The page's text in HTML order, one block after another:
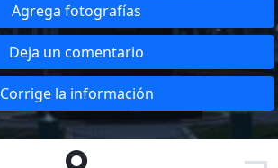
Agrega fotografías
Deja un comentario
Corrige la información